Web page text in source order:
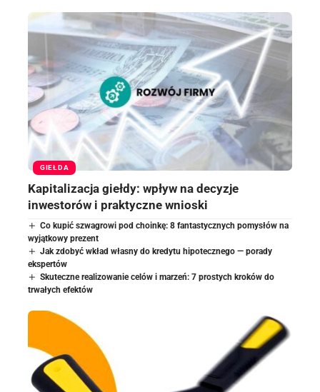
GIEŁDA
Kapitalizacja giełdy: wpływ na decyzje
inwestorów i praktyczne wnioski
Co kupić szwagrowi pod choinkę: 8 fantastycznych pomysłów na
wyjątkowy prezent
Jak zdobyć wkład własny do kredytu hipotecznego — porady
ekspertów
Skuteczne realizowanie celów i marzeń: 7 prostych kroków do
trwałych efektów